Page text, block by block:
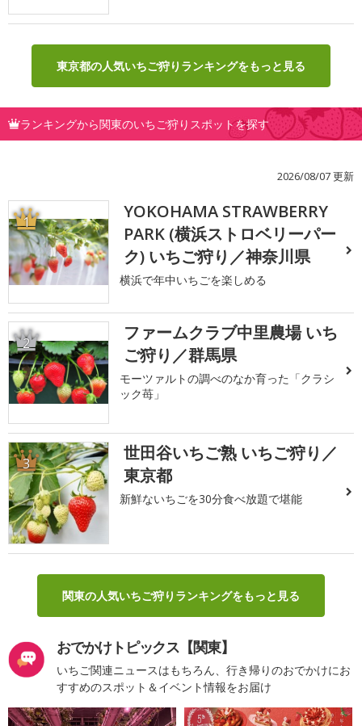
東京都の人気いちご狩りランキングをもっと見る
ランキングから関東のいちご狩りスポットを探す
2026/08/07 更新
1
YOKOHAMA STRAWBERRY
PARK (横浜ストロベリーパー
ク) いちご狩り／神奈川県
横浜で年中いちごを楽しめる
2
ファームクラブ中里農場 いち
ご狩り／群馬県
モーツァルトの調べのなか育った「クラシ
ック苺」
3
世田谷いちご熟 いちご狩り／
東京都
新鮮ないちごを30分食べ放題で堪能
関東の人気いちご狩りランキングをもっと見る
おでかけトピックス【関東】
いちご関連ニュースはもちろん、行き帰りのおでかけにお
すすめのスポット＆イベント情報をお届け